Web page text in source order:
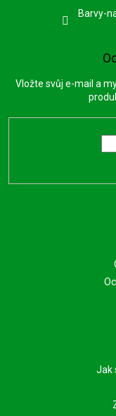
Jak
Barvy-
Vložte svůj e-mail a